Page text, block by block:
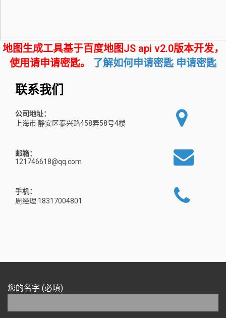
地图生成工具基于百度地图JS api v2.0版本开发，
使用请申请密匙。 了解如何申请密匙 申请密匙
联系我们
公司地址：
上海市 静安区泰兴路458弄58号4楼
邮箱：
121746618@qq.com
手机：
周经理 18317004801
您的名字 (必填)